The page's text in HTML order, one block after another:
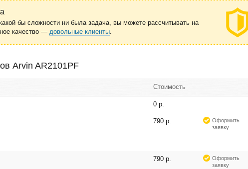
бы сложности ни была задача, вы можете рассчитывать на
качество — довольные клиенты.
Arvin AR2101PF
Стоимость
0 р.
790 р.
Оформить
заявку
790 р.
Оформить
заявку